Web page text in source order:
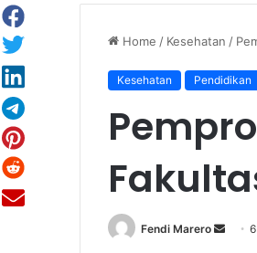
Home / Kesehatan /
Kesehatan Pendidikan
Fendi Marero
Send